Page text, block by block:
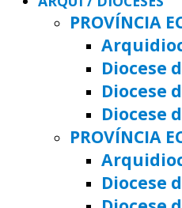
PROVÍNCIA
Diocese
Diocese
Diocese
PROVÍNCIA
Diocese